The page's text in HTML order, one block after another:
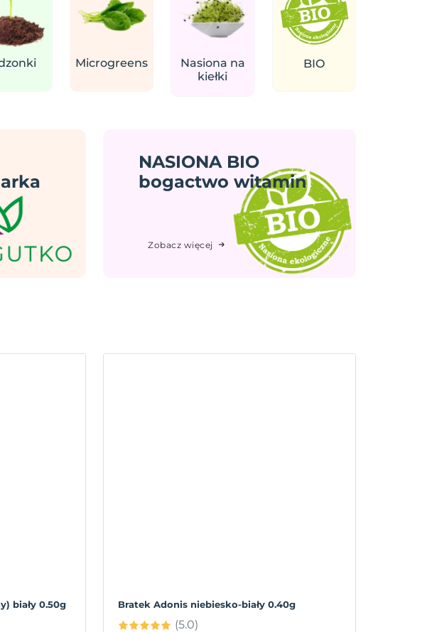
Microgreens
Nasiona na
kiełki
BIO
NASIONA BIO
bogactwo witamin
Zobacz więcej
biały 0.50g Bratek Adonis niebiesko-biały 0.40g
(5.0)